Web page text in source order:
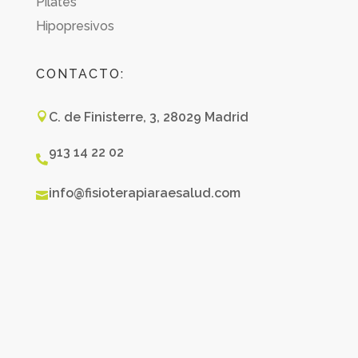
Hipopresivos
CONTACTO:
 C. de Finisterre, 3, 28029 Madrid
913 14 22 02
info@fisioterapiaraesalud.com